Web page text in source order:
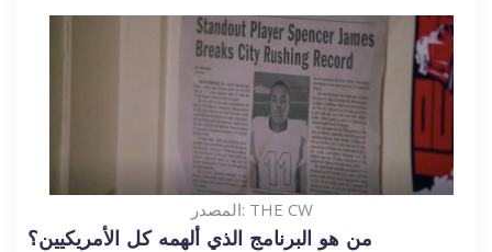
المصدر: THE CW
من هو البرنامج الذي ألهمه كل الأمريكيين؟